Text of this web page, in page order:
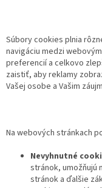
Súbory cookies plnia
navigáciu medzi
preferencií a celkovo
zaistiť, aby reklamy
Vašej osobe a Vašim
Na webových stránkach
Nevyhnutné
stránok, umožňujú
stránok a ďalšie